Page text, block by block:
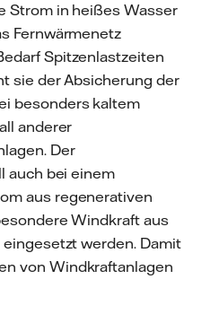
Strom in heißes Wasser
Fernwärmenetz
Spitzenlastzeiten
sie der Absicherung der
besonders kaltem
anderer
Der
auch bei einem
aus regenerativen
Windkraft aus
werden. Damit
von Windkraftanlagen